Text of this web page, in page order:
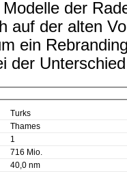
der
auf der alten
ein
der
Turks
Thames
1
716 Mio.
40,0 nm